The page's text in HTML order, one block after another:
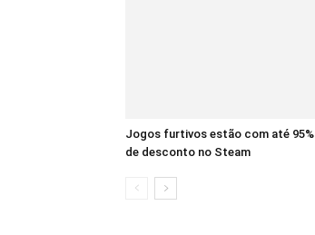
Jogos furtivos estão com até 95%
de desconto no Steam